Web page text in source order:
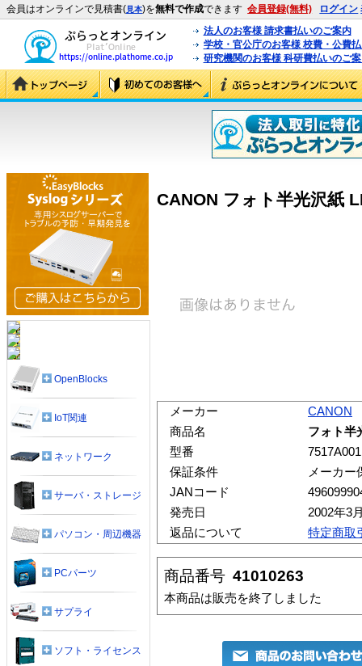
会員はオンラインで見積書(見本)を無料で作成できます 会員登録(無料) ログイン
法人のお客様 請求書払いのご案内
学校・官公庁のお客様 校費・公費
研究機関のお客様 科研費払いのご
CANON フォト半光沢紙
メーカー
CANON
商品名
フォト半
型番
7517A001
保証条件
メーカー
JANコード
発売日
2002年3
返品について
特定商取
商品番号 41010263
本商品は販売を終了しました
OpenBlocks
IoT関連
ネットワーク
サーバ・ストレージ
パソコン・周辺機器
PCパーツ
サプライ
ソフト・ライセンス